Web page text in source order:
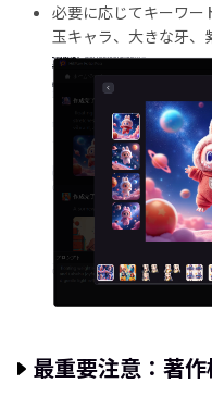
必要に応じてキーワー
玉キャラ、大きな牙、
最重要注意：著